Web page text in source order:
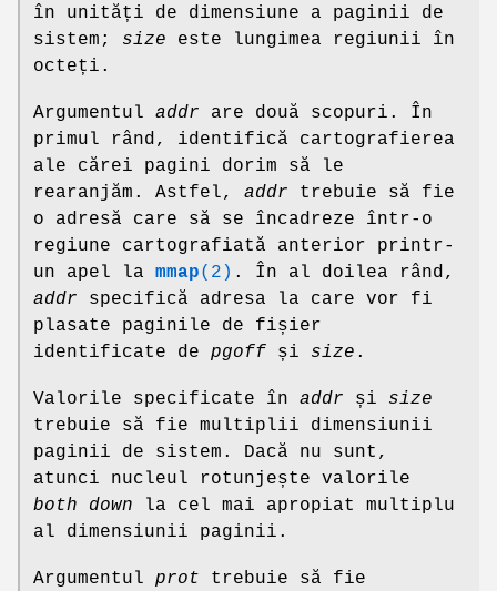
în unități de dimensiune a paginii de
sistem; size este lungimea regiunii în
octeți.
Argumentul addr are două scopuri. În
primul rând, identifică cartografierea
ale cărei pagini dorim să le
rearanjăm. Astfel, addr trebuie să fie
o adresă care să se încadreze într-o
regiune cartografiată anterior printr-
un apel la mmap(2) . În al doilea rând,
addr specifică adresa la care vor fi
plasate paginile de fișier
identificate de pgoff și size .
Valorile specificate în addr și size
trebuie să fie multiplii dimensiunii
paginii de sistem. Dacă nu sunt,
atunci nucleul rotunjește valorile
both
down la cel mai apropiat multiplu
al dimensiunii paginii.
Argumentul prot trebuie să fie